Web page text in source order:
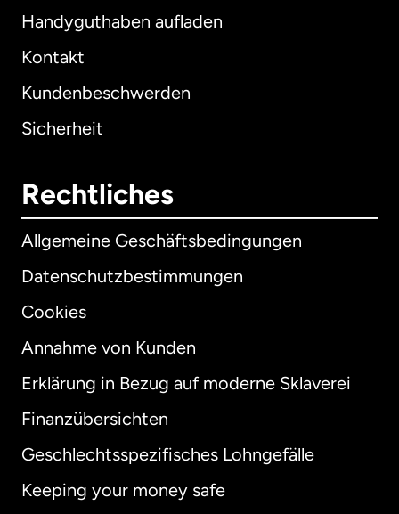
Handyguthaben aufladen
Kontakt
Kundenbeschwerden
Sicherheit
Rechtliches
Allgemeine Geschäftsbedingungen
Datenschutzbestimmungen
Cookies
Annahme von Kunden
Erklärung in Bezug auf moderne Sklaverei
Finanzübersichten
Geschlechtsspezifisches Lohngefälle
Keeping your money safe
International English
Australien